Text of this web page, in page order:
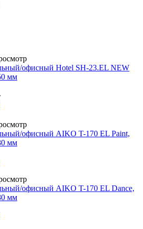
офисный Hotel SH-23.EL NEW
мм
офисный AIKO T-170 EL Paint,
мм
офисный AIKO T-170 EL Dance,
мм